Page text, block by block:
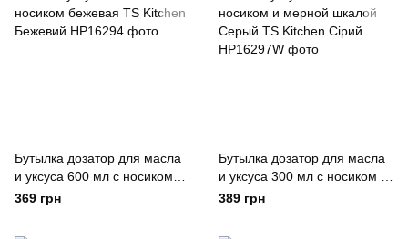
Бутылка дозатор для масла
и уксуса 600 мл с носиком
бежевая TS Kitchen Бежевий
369 грн
Бутылка дозатор для масла
и уксуса 300 мл с носиком и
мерной шкалой Серый TS
389 грн